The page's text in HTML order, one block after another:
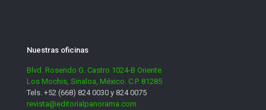
Nuestras oficinas
Blvd. Rosendo G. Castro 1024-B Oriente
Los Mochis, Sinaloa, México. C.P. 81285
Tels. +52 (668) 824 0030 y 824 0075
revista@editorialpanorama.com